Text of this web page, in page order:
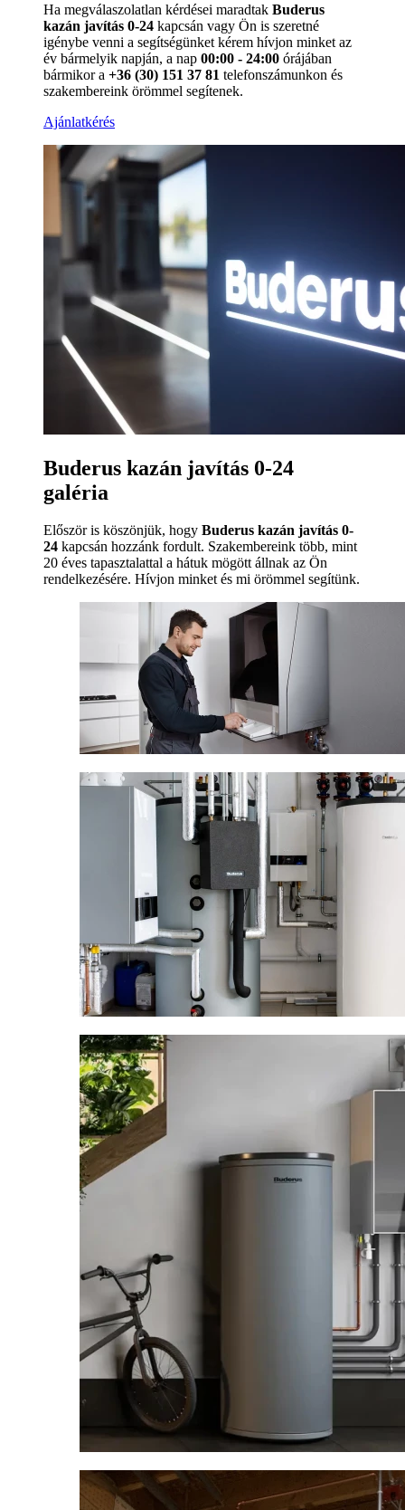
Ha megválaszolatlan kérdései maradtak Buderus
kazán javítás 0-24 kapcsán vagy Ön is szeretné
igénybe venni a segítségünket kérem hívjon minket az
év bármelyik napján, a nap 00:00 - 24:00 órájában
bármikor a +36 (30) 151 37 81 telefonszámunkon és
szakembereink örömmel segítenek.
Ajánlatkérés
Buderus kazán javítás 0-24
galéria
Először is köszönjük, hogy Buderus kazán javítás 0-
24 kapcsán hozzánk fordult. Szakembereink több, mint
20 éves tapasztalattal a hátuk mögött állnak az Ön
rendelkezésére. Hívjon minket és mi örömmel segítünk.